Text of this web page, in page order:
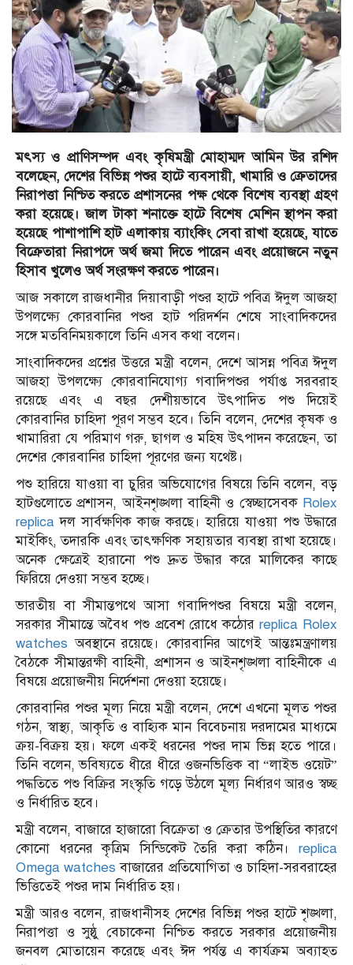
মৎস্য ও প্রাণিসম্পদ এবং কৃষিমন্ত্রী মোহাম্মদ আমিন উর রশিদ
বলেছেন, দেশের বিভিন্ন পশুর হাটে ব্যবসায়ী, খামারি ও ক্রেতাদের
নিরাপত্তা নিশ্চিত করতে প্রশাসনের পক্ষ থেকে বিশেষ ব্যবস্থা গ্রহণ
করা হয়েছে। জাল টাকা শনাক্তে হাটে বিশেষ মেশিন স্থাপন করা
হয়েছে পাশাপাশি হাট এলাকায় ব্যাংকিং সেবা রাখা হয়েছে, যাতে
বিক্রেতারা নিরাপদে অর্থ জমা দিতে পারেন এবং প্রয়োজনে নতুন
হিসাব খুলেও অর্থ সংরক্ষণ করতে পারেন।
আজ সকালে রাজধানীর দিয়াবাড়ী পশুর হাটে পবিত্র ঈদুল আজহা
উপলক্ষ্যে কোরবানির পশুর হাট পরিদর্শন শেষে সাংবাদিকদের
সঙ্গে মতবিনিময়কালে তিনি এসব কথা বলেন।
সাংবাদিকদের প্রশ্নের উত্তরে মন্ত্রী বলেন, দেশে আসন্ন পবিত্র ঈদুল
আজহা উপলক্ষ্যে কোরবানিযোগ্য গবাদিপশুর পর্যাপ্ত সরবরাহ
রয়েছে এবং এ বছর দেশীয়ভাবে উৎপাদিত পশু দিয়েই
কোরবানির চাহিদা পূরণ সম্ভব হবে। তিনি বলেন, দেশের কৃষক ও
খামারিরা যে পরিমাণ গরু, ছাগল ও মহিষ উৎপাদন করেছেন, তা
দেশের কোরবানির চাহিদা পূরণের জন্য যথেষ্ট।
পশু হারিয়ে যাওয়া বা চুরির অভিযোগের বিষয়ে তিনি বলেন, বড়
হাটগুলোতে প্রশাসন, আইনশৃঙ্খলা বাহিনী ও স্বেচ্ছাসেবক Rolex
replica দল সার্বক্ষণিক কাজ করছে। হারিয়ে যাওয়া পশু উদ্ধারে
মাইকিং, তদারকি এবং তাৎক্ষণিক সহায়তার ব্যবস্থা রাখা হয়েছে।
অনেক ক্ষেত্রেই হারানো পশু দ্রুত উদ্ধার করে মালিকের কাছে
ফিরিয়ে দেওয়া সম্ভব হচ্ছে।
ভারতীয় বা সীমান্তপথে আসা গবাদিপশুর বিষয়ে মন্ত্রী বলেন,
সরকার সীমান্তে অবৈধ পশু প্রবেশ রোধে কঠোর replica Rolex
watches অবস্থানে রয়েছে। কোরবানির আগেই আন্তঃমন্ত্রণালয়
বৈঠকে সীমান্তরক্ষী বাহিনী, প্রশাসন ও আইনশৃঙ্খলা বাহিনীকে এ
বিষয়ে প্রয়োজনীয় নির্দেশনা দেওয়া হয়েছে।
কোরবানির পশুর মূল্য নিয়ে মন্ত্রী বলেন, দেশে এখনো মূলত পশুর
গঠন, স্বাস্থ্য, আকৃতি ও বাহ্যিক মান বিবেচনায় দরদামের মাধ্যমে
ক্রয়-বিক্রয় হয়। ফলে একই ধরনের পশুর দাম ভিন্ন হতে পারে।
তিনি বলেন, ভবিষ্যতে ধীরে ধীরে ওজনভিত্তিক বা “লাইভ ওয়েট”
পদ্ধতিতে পশু বিক্রির সংস্কৃতি গড়ে উঠলে মূল্য নির্ধারণ আরও স্বচ্ছ
ও নির্ধারিত হবে।
মন্ত্রী বলেন, বাজারে হাজারো বিক্রেতা ও ক্রেতার উপস্থিতির কারণে
কোনো ধরনের কৃত্রিম সিন্ডিকেট তৈরি করা কঠিন। replica
Omega watches বাজারের প্রতিযোগিতা ও চাহিদা-সরবরাহের
ভিত্তিতেই পশুর দাম নির্ধারিত হয়।
মন্ত্রী আরও বলেন, রাজধানীসহ দেশের বিভিন্ন পশুর হাটে শৃঙ্খলা,
নিরাপত্তা ও সুষ্ঠু বেচাকেনা নিশ্চিত করতে সরকার প্রয়োজনীয়
জনবল মোতায়েন করেছে এবং ঈদ পর্যন্ত এ কার্যক্রম অব্যাহত